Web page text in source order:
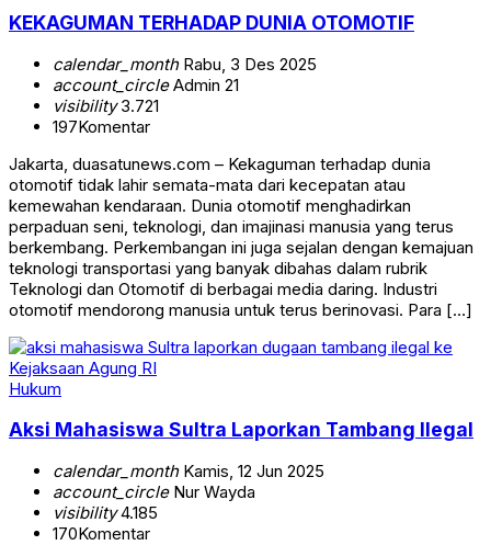
KEKAGUMAN TERHADAP DUNIA OTOMOTIF
calendar_monthRabu, 3 Des 2025
account_circleAdmin 21
visibility3.721
197Komentar
Jakarta, duasatunews.com – Kekaguman terhadap dunia
otomotif tidak lahir semata-mata dari kecepatan atau
kemewahan kendaraan. Dunia otomotif menghadirkan
perpaduan seni, teknologi, dan imajinasi manusia yang terus
berkembang. Perkembangan ini juga sejalan dengan kemajuan
teknologi transportasi yang banyak dibahas dalam rubrik
Teknologi dan Otomotif di berbagai media daring. Industri
otomotif mendorong manusia untuk terus berinovasi. Para […]
Hukum
Aksi Mahasiswa Sultra Laporkan Tambang Ilegal
calendar_monthKamis, 12 Jun 2025
account_circleNur Wayda
visibility4.185
170Komentar